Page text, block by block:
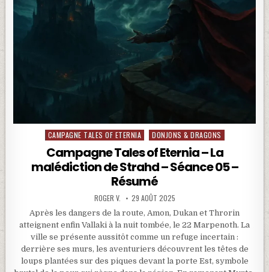
Posted in
CAMPAGNE TALES OF ETERNIA DONJONS & DRAGONS
Campagne Tales of Eternia – La
malédiction de Strahd – Séance 05 –
Résumé
ROGER V. 29 AOÛT 2025
Après les dangers de la route, Amon, Dukan et Throrin
atteignent enfin Vallaki à la nuit tombée, le 22 Marpenoth. La
ville se présente aussitôt comme un refuge incertain :
derrière ses murs, les aventuriers découvrent les têtes de
loups plantées sur des piques devant la porte Est, symbole